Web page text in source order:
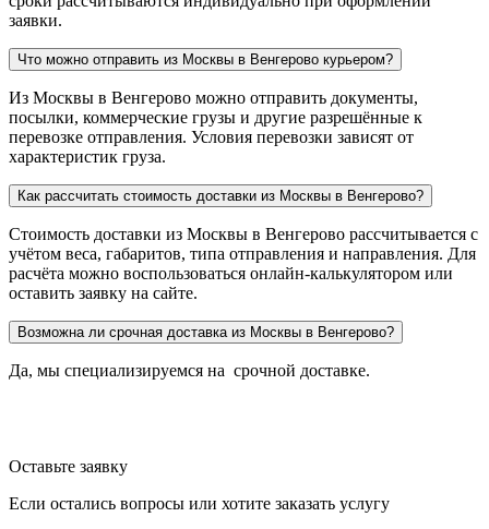
заявки.
Что можно отправить из Москвы в Венгерово курьером?
Из Москвы в Венгерово можно отправить документы,
посылки, коммерческие грузы и другие разрешённые к
перевозке отправления. Условия перевозки зависят от
характеристик груза.
Как рассчитать стоимость доставки из Москвы в Венгерово?
Стоимость доставки из Москвы в Венгерово рассчитывается с
учётом веса, габаритов, типа отправления и направления. Для
расчёта можно воспользоваться онлайн-калькулятором или
оставить заявку на сайте.
Возможна ли срочная доставка из Москвы в Венгерово?
Да, мы специализируемся на срочной доставке.
Оставьте заявку
Если остались вопросы или хотите заказать услугу